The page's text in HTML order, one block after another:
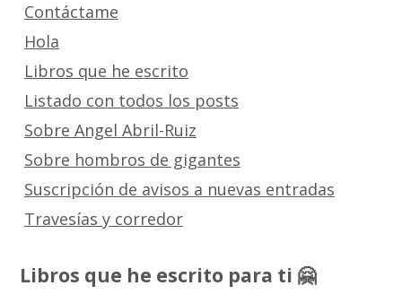
Contáctame
Hola
Libros que he escrito
Listado con todos los posts
Sobre Angel Abril-Ruiz
Sobre hombros de gigantes
Suscripción de avisos a nuevas entradas
Travesías y corredor
Libros que he escrito para ti 🤗